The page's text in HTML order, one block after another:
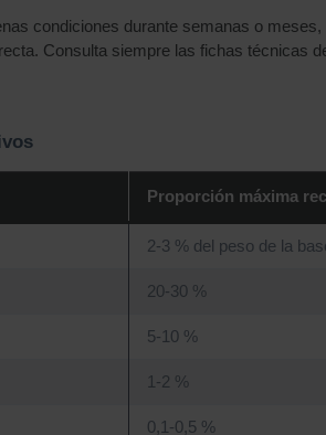
condiciones durante semanas o
Consulta siempre las fichas técnicas
Proporción máxima
2-3 % del peso de la
20-30 %
5-10 %
1-2 %
0,1-0,5 %